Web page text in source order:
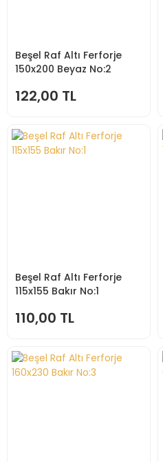
Beşel Raf Altı Ferforje
150x200 Beyaz No:2
122,00 TL
Beşel Raf Altı Ferforje
115x155 Bakır No:1
110,00 TL